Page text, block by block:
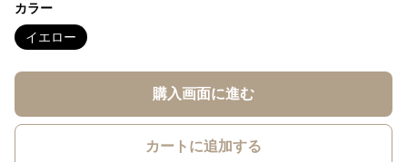
カラー
イエロー
購入画面に進む
カートに追加する